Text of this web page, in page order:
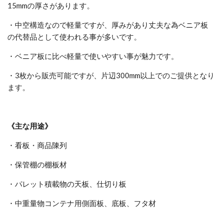
15mmの厚さがあります。
・中空構造なので軽量ですが、厚みがあり丈夫な為ベニア板
の代替品として使われる事が多いです。
・ベニア板に比べ軽量で使いやすい事が魅力です。
・3枚から販売可能ですが、片辺300mm以上でのご提供となり
ます。
《主な用途》
・看板・商品陳列
・保管棚の棚板材
・パレット積載物の天板、仕切り板
・中重量物コンテナ用側面板、底板、フタ材